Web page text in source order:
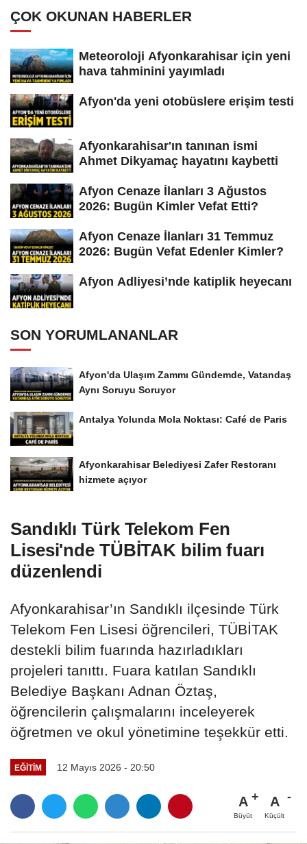
ÇOK OKUNAN HABERLER
Meteoroloji Afyonkarahisar için yeni
hava tahminini yayımladı
Afyon'da yeni otobüslere erişim testi
Afyonkarahisar'ın tanınan ismi
Ahmet Dikyamaç hayatını kaybetti
Afyon Cenaze İlanları 3 Ağustos
2026: Bugün Kimler Vefat Etti?
Afyon Cenaze İlanları 31 Temmuz
2026: Bugün Vefat Edenler Kimler?
Afyon Adliyesi’nde katiplik heyecanı
SON YORUMLANANLAR
Afyon'da Ulaşım Zammı Gündemde, Vatandaş
Aynı Soruyu Soruyor
Antalya Yolunda Mola Noktası: Café de Paris
Afyonkarahisar Belediyesi Zafer Restoranı
hizmete açıyor
Sandıklı Türk Telekom Fen
Lisesi'nde TÜBİTAK bilim fuarı
düzenlendi
Afyonkarahisar’ın Sandıklı ilçesinde Türk
Telekom Fen Lisesi öğrencileri, TÜBİTAK
destekli bilim fuarında hazırladıkları
projeleri tanıttı. Fuara katılan Sandıklı
Belediye Başkanı Adnan Öztaş,
öğrencilerin çalışmalarını inceleyerek
öğretmen ve okul yönetimine teşekkür etti.
EĞITIM 12 Mayıs 2026 - 20:50
A
Büyüt
A
Küçült